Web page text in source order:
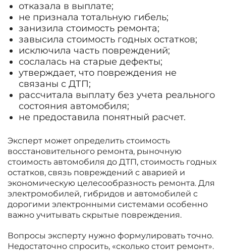
отказала в выплате;
не признала тотальную гибель;
занизила стоимость ремонта;
завысила стоимость годных остатков;
исключила часть повреждений;
сослалась на старые дефекты;
утверждает, что повреждения не
связаны с ДТП;
рассчитала выплату без учета реального
состояния автомобиля;
не предоставила понятный расчет.
Эксперт может определить стоимость
восстановительного ремонта, рыночную
стоимость автомобиля до ДТП, стоимость годных
остатков, связь повреждений с аварией и
экономическую целесообразность ремонта. Для
электромобилей, гибридов и автомобилей с
дорогими электронными системами особенно
важно учитывать скрытые повреждения.
Вопросы эксперту нужно формулировать точно.
Недостаточно спросить, «сколько стоит ремонт».